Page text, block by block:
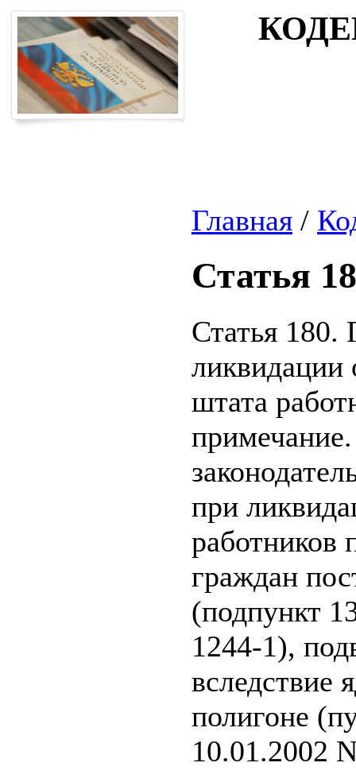
Главная /
Статья
Статья 180.
ликвидации
штата
при
работников
граждан
(подпункт
1244-1),
вследствие
полигоне
10.01.2002